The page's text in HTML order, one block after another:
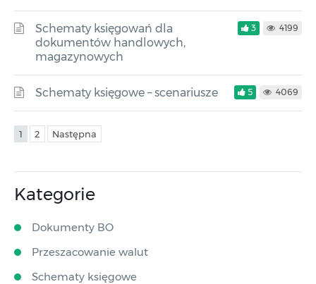
Schematy księgowań dla
dokumentów handlowych,
magazynowych
3 4199
Schematy księgowe – scenariusze 5 4069
1 2 Następna
Kategorie
Dokumenty BO
Przeszacowanie walut
Schematy księgowe